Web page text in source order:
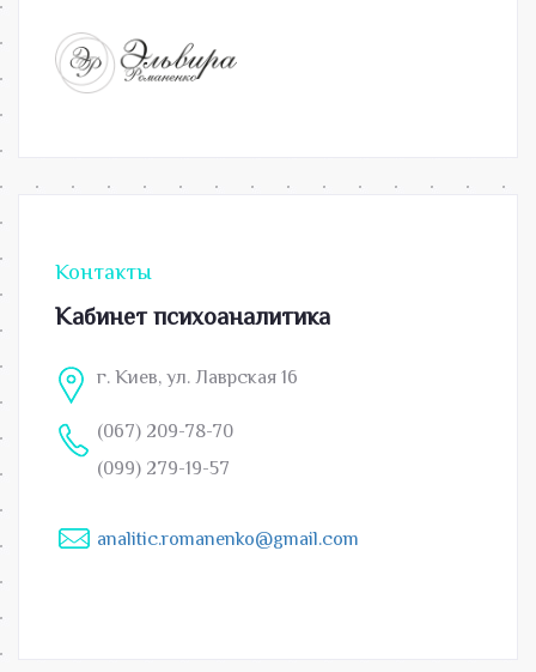
Контакты
Кабинет психоаналитика
г. Киев, ул. Лаврская 16
(067) 209-78-70
(099) 279-19-57
analitic.romanenko@gmail.com